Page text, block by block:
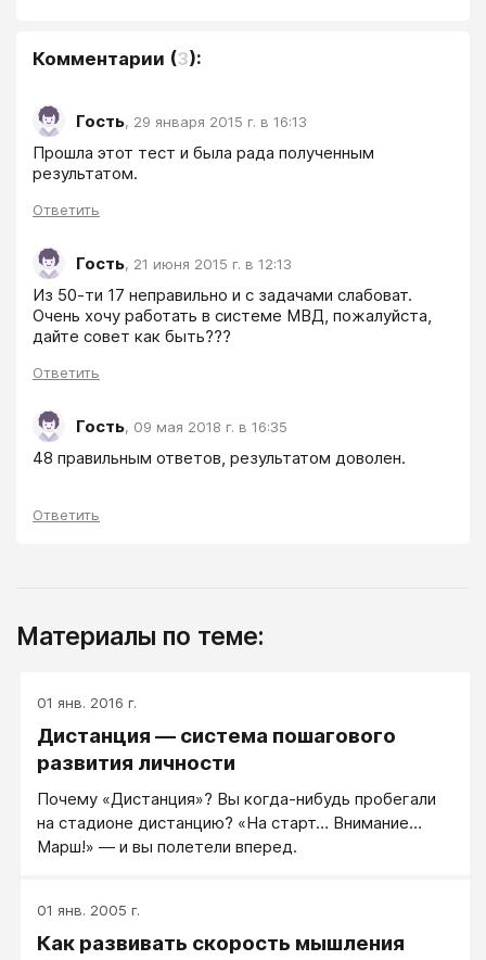
Комментарии (3):
Гость, 29 января 2015 г. в 16:13
Прошла этот тест и была рада полученным
Ответить
Гость, 21 июня 2015 г. в 12:13
Из 50-ти 17 неправильно и с задачами слабоват.
Очень хочу работать в системе МВД, пожалуйста,
дайте совет как быть???
Ответить
Гость, 09 мая 2018 г. в 16:35
48 правильным ответов, результатом доволен.
Ответить
Материалы по теме:
01 янв. 2016 г.
Дистанция — система пошагового
развития личности
Почему «Дистанция»? Вы когда-нибудь пробегали
на стадионе дистанцию? «На старт… Внимание…
Марш!» — и вы полетели вперед.
01 янв. 2005 г.
Как развивать скорость мышления